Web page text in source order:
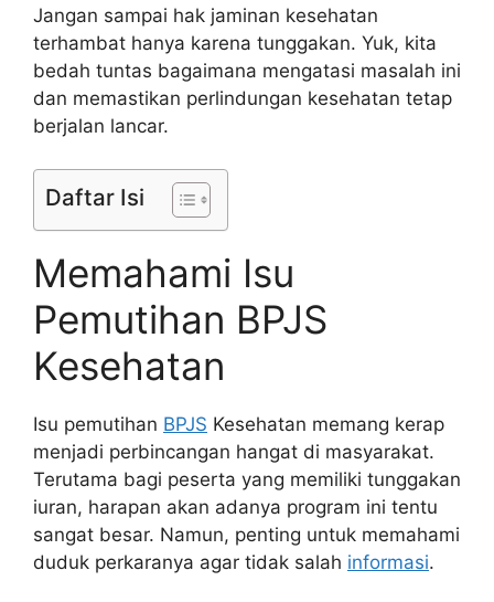
Jangan sampai hak jaminan kesehatan
terhambat hanya karena tunggakan. Yuk, kita
bedah tuntas bagaimana mengatasi masalah ini
dan memastikan perlindungan kesehatan tetap
berjalan lancar.
Daftar Isi
Memahami Isu
Pemutihan BPJS
Kesehatan
Isu pemutihan BPJS Kesehatan memang kerap
menjadi perbincangan hangat di masyarakat.
Terutama bagi peserta yang memiliki tunggakan
iuran, harapan akan adanya program ini tentu
sangat besar. Namun, penting untuk memahami
duduk perkaranya agar tidak salah informasi.